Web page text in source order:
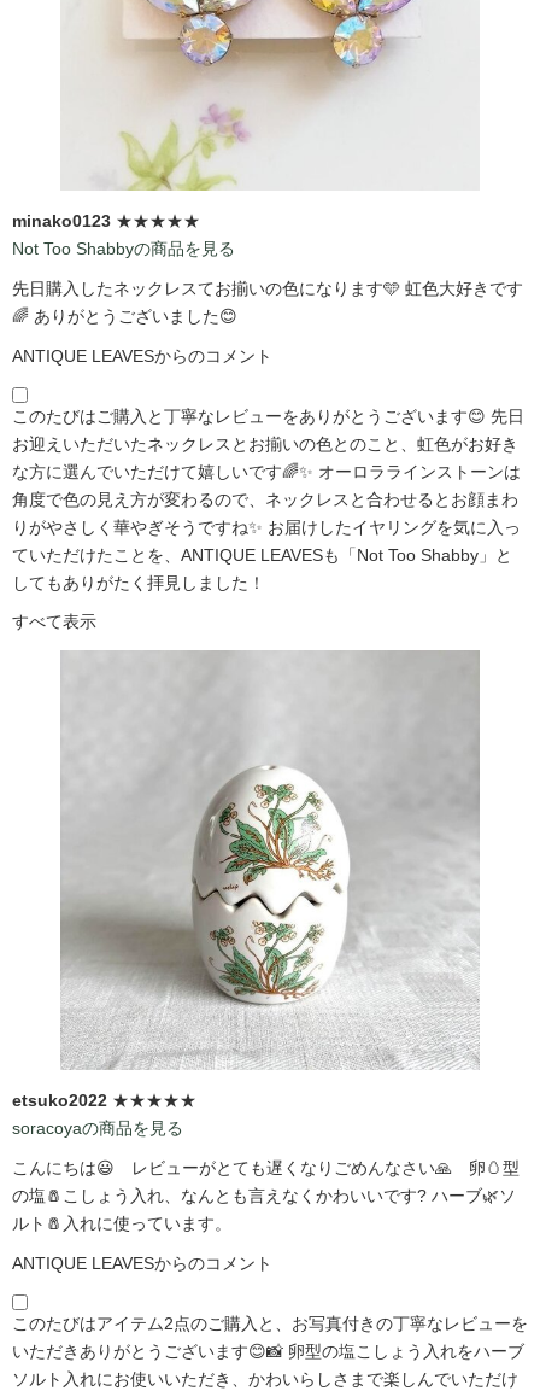
minako0123 ★★★★★
Not Too Shabbyの商品を見る
先日購入したネックレスてお揃いの色になります🩵 虹色大好きです
🌈 ありがとうございました😊
ANTIQUE LEAVESからのコメント
このたびはご購入と丁寧なレビューをありがとうございます😊 先日
お迎えいただいたネックレスとお揃いの色とのこと、虹色がお好き
な方に選んでいただけて嬉しいです🌈✨ オーロララインストーンは
角度で色の見え方が変わるので、ネックレスと合わせるとお顔まわ
りがやさしく華やぎそうですね✨ お届けしたイヤリングを気に入っ
ていただけたことを、ANTIQUE LEAVESも「Not Too Shabby」と
してもありがたく拝見しました！
すべて表示
etsuko2022 ★★★★★
soracoyaの商品を見る
こんにちは😃 レビューがとても遅くなりごめんなさい🙏 卵🥚型
の塩🧂こしょう入れ、なんとも言えなくかわいいです?️ ハーブ🌿ソ
ルト🧂入れに使っています。
ANTIQUE LEAVESからのコメント
このたびはアイテム2点のご購入と、お写真付きの丁寧なレビューを
いただきありがとうございます😊📸 卵型の塩こしょう入れをハーブ
ソルト入れにお使いいただき、かわいらしさまで楽しんでいただけ